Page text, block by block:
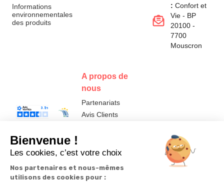
Informations
environnementales
des produits
A propos de
nous
Partenariats
Avis Clients
: Confort et
Vie - BP
20100 -
7700
Mouscron
Données
personnelles et
Paramétrer
les cookies
légales
Conditions
générales de